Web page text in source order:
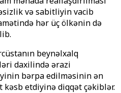
və sabitliyin vacib
hər üç ölkənin də
beynəlxalq
daxilində ərazi
bərpa edilməsinin ən
kəsb etdiyinə diqqət çəkiblər.